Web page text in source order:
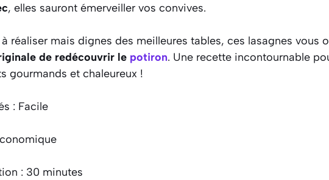
, elles sauront émerveiller vos convives.
réaliser mais dignes des meilleures tables, ces lasagnes vous
de redécouvrir le potiron. Une recette incontournable
gourmands et chaleureux !
: Facile
: 30 minutes